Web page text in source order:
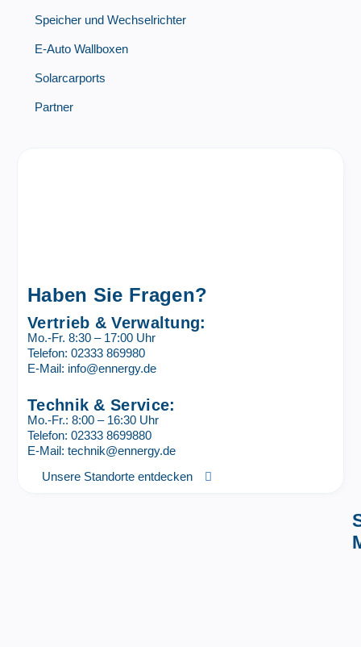
Speicher und Wechselrichter
E-Auto Wallboxen
Solarcarports
Partner
Haben Sie Fragen?
Vertrieb & Verwaltung:
Mo.-Fr. 8:30 – 17:00 Uhr
Telefon: 02333 869980
E-Mail: info@ennergy.de
Technik & Service:
Mo.-Fr.: 8:00 – 16:30 Uhr
Telefon: 02333 8699880
E-Mail: technik@ennergy.de
Unsere Standorte entdecken